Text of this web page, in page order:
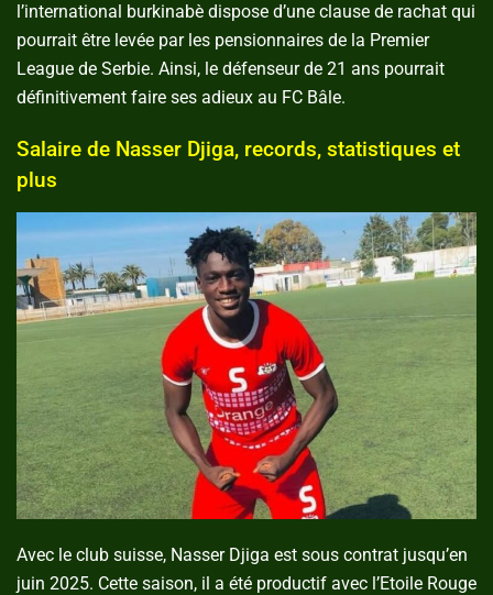
l’international burkinabè dispose d’une clause de rachat qui
pourrait être levée par les pensionnaires de la Premier
League de Serbie. Ainsi, le défenseur de 21 ans pourrait
définitivement faire ses adieux au FC Bâle.
Salaire de Nasser Djiga, records, statistiques et
plus
Avec le club suisse, Nasser Djiga est sous contrat jusqu’en
juin 2025. Cette saison, il a été productif avec l’Etoile Rouge